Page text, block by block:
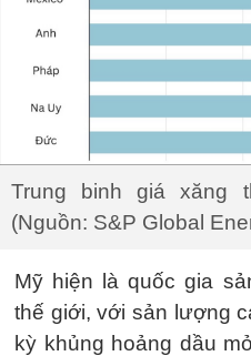
Trung binh giá xăng
(Nguồn: S&P Global
Mỹ hiện là quốc gia
thế giới, với sản lượng
kỳ khủng hoảng dầu